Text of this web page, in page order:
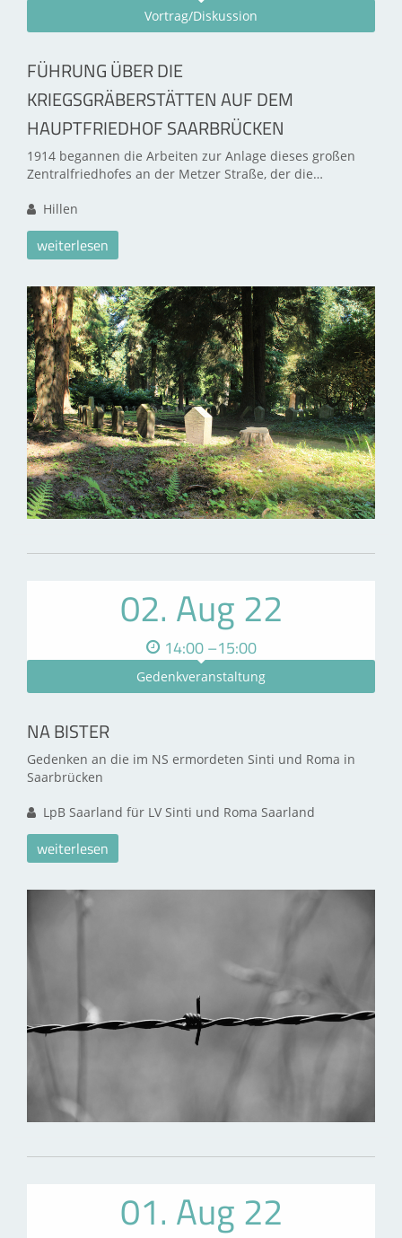
Vortrag/Diskussion
FÜHRUNG ÜBER DIE
KRIEGSGRÄBERSTÄTTEN AUF DEM
HAUPTFRIEDHOF SAARBRÜCKEN
1914 begannen die Arbeiten zur Anlage dieses großen
Zentralfriedhofes an der Metzer Straße, der die…
Hillen
weiterlesen
02. Aug 22
14:00 –15:00
Gedenkveranstaltung
NA BISTER
Gedenken an die im NS ermordeten Sinti und Roma in
Saarbrücken
LpB Saarland für LV Sinti und Roma Saarland
weiterlesen
01. Aug 22